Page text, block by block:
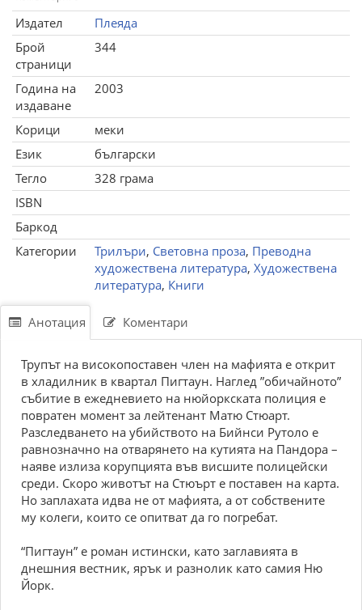
Издател
Плеяда
Брой
страници
344
Година на
издаване
2003
Корици
меки
Език
български
Тегло
328 грама
ISBN
Баркод
Категории
Трилъри, Световна проза, Преводна
художествена литература, Художествена
литература, Книги
Анотация Коментари
Трупът на високопоставен член на мафията е открит
в хладилник в квартал Пигтаун. Наглед ”обичайното”
събитие в ежедневието на нюйоркската полиция е
повратен момент за лейтенант Матю Стюарт.
Разследването на убийството на Бийнси Рутоло е
равнозначно на отварянето на кутията на Пандора –
наяве излиза корупцията във висшите полицейски
среди. Скоро животът на Стюърт е поставен на карта.
Но заплахата идва не от мафията, а от собствените
му колеги, които се опитват да го погребат.
“Пигтаун” е роман истински, като заглавията в
днешния вестник, ярък и разнолик като самия Ню
Йорк.